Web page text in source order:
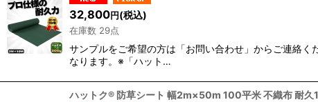
32,800円 (税込)
在庫数 29点
サンプルをご希望の方は「お問い合わせ」からご連絡
なります。※「ハット…
ハットク® 防草シート 幅2m×50m 100平米 不織布 耐